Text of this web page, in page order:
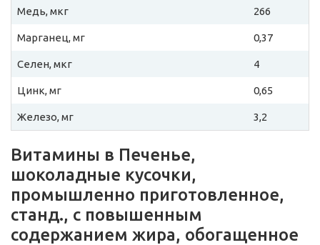
Медь, мкг 266
Марганец, мг 0,37
Селен, мкг 4
Цинк, мг 0,65
Железо, мг 3,2
Витамины в Печенье,
шоколадные кусочки,
промышленно приготовленное,
станд., с повышенным
содержанием жира, обогащенное